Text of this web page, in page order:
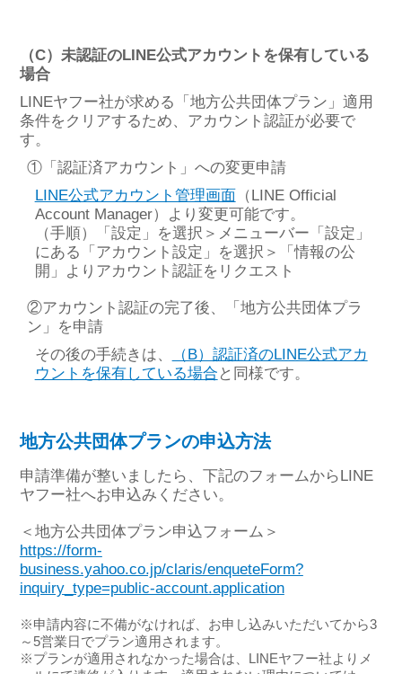
（C）未認証のLINE公式アカウントを保有している
場合
LINEヤフー社が求める「地方公共団体プラン」適用
条件をクリアするため、アカウント認証が必要で
す。
①「認証済アカウント」への変更申請
LINE公式アカウント管理画面 （LINE Official
Account Manager）より変更可能です。
（手順）「設定」を選択＞メニューバー「設定」
にある「アカウント設定」を選択＞「情報の公
開」よりアカウント認証をリクエスト
②アカウント認証の完了後、「地方公共団体プラ
ン」を申請
その後の手続きは、
（B）認証済のLINE公式アカ
ウントを保有している場合 と同様です。
地方公共団体プランの申込方法
申請準備が整いましたら、下記のフォームからLINE
ヤフー社へお申込みください。
＜地方公共団体プラン申込フォーム＞
https://form-
business.yahoo.co.jp/claris/enqueteForm?
inquiry_type=public-account.application
※申請内容に不備がなければ、お申し込みいただいてから3
～5営業日でプラン適用されます。
※プランが適用されなかった場合は、LINEヤフー社よりメ